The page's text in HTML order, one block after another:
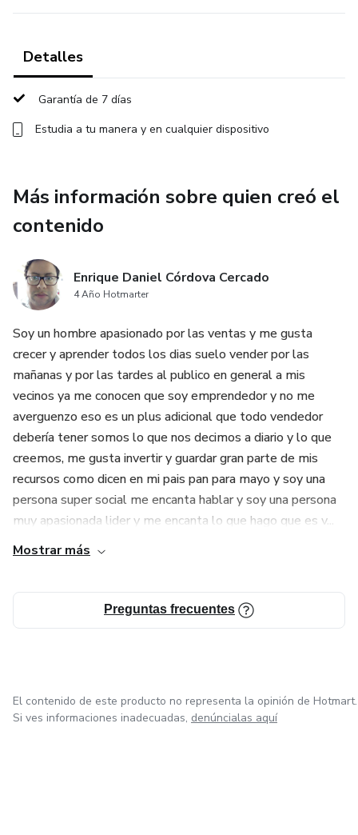
Detalles
Garantía de 7 días
Estudia a tu manera y en cualquier dispositivo
Más información sobre quien creó el
contenido
Enrique Daniel Córdova Cercado
4 Año Hotmarter
Soy un hombre apasionado por las ventas y me gusta
crecer y aprender todos los dias suelo vender por las
mañanas y por las tardes al publico en general a mis
vecinos ya me conocen que soy emprendedor y no me
averguenzo eso es un plus adicional que todo vendedor
debería tener somos lo que nos decimos a diario y lo que
creemos, me gusta invertir y guardar gran parte de mis
recursos como dicen en mi pais pan para mayo y soy una
persona super social me encanta hablar y soy una persona
muy apasionada lider y me encanta lo que hago que es v...
Mostrar más
Preguntas frecuentes
El contenido de este producto no representa la opinión de Hotmart.
Si ves informaciones inadecuadas, denúncialas aquí